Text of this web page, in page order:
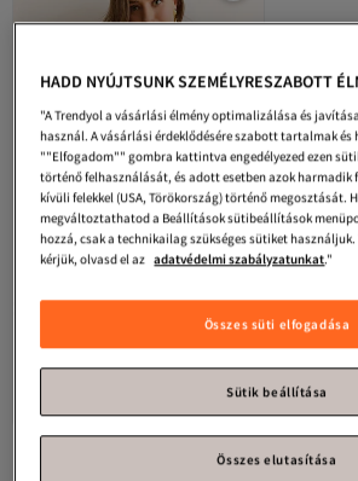
10 668
HADD NYÚJTSUNK SZEMÉLYRESZABOTT
"A Trendyol a vásárlási élmény optimalizálása és
használ. A vásárlási érdeklődésére szabott tartalmak
""Elfogadom"" gombra kattintva engedélyezed ezen
történő felhasználását, és adott esetben azok harmadik
kívüli felekkel (USA, Törökország) történő megosztását.
megváltoztathatod a Beállítások sütibeállítások
hozzá, csak a technikailag szükséges sütiket
kérjük, olvasd el az adatvédelmi szabályzatunkat."
Összes süti elfogadása
Sütik beállítása
Összes elutasítása